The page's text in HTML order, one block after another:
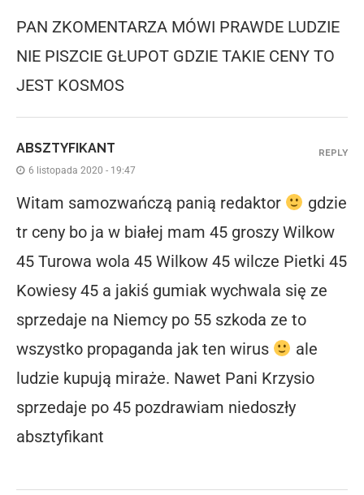
PAN ZKOMENTARZA MÓWI PRAWDE LUDZIE
NIE PISZCIE GŁUPOT GDZIE TAKIE CENY TO
JEST KOSMOS
ABSZTYFIKANT
6 listopada 2020 - 19:47
Witam samozwańczą panią redaktor
gdzie
tr ceny bo ja w białej mam 45 groszy Wilkow
45 Turowa wola 45 Wilkow 45 wilcze Pietki 45
Kowiesy 45 a jakiś gumiak wychwala się ze
sprzedaje na Niemcy po 55 szkoda ze to
wszystko propaganda jak ten wirus
ale
ludzie kupują miraże. Nawet Pani Krzysio
sprzedaje po 45 pozdrawiam niedoszły
absztyfikant
REPLY